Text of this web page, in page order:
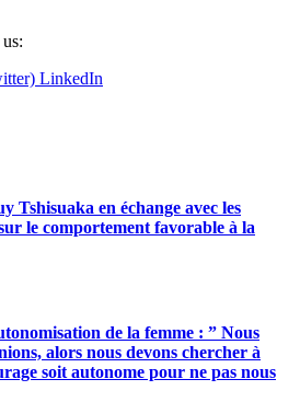
LinkedIn
Tshisuaka en échange avec les
le comportement favorable à la
de la femme : ” Nous
alors nous devons chercher à
soit autonome pour ne pas nous